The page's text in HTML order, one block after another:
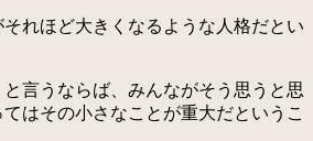
れほど大きくなるような人格だとい
言うならば、みんながそう思うと思
はその小さなことが重大だというこ